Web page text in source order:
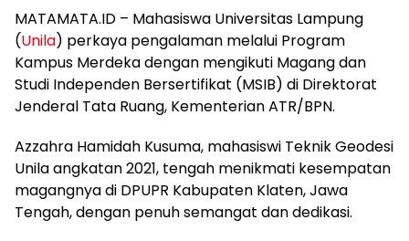
MATAMATA.ID – Mahasiswa Universitas Lampung
(Unila) perkaya pengalaman melalui Program
Kampus Merdeka dengan mengikuti Magang dan
Studi Independen Bersertifikat (MSIB) di Direktorat
Jenderal Tata Ruang, Kementerian ATR/BPN.
Azzahra Hamidah Kusuma, mahasiswi Teknik Geodesi
Unila angkatan 2021, tengah menikmati kesempatan
magangnya di DPUPR Kabupaten Klaten, Jawa
Tengah, dengan penuh semangat dan dedikasi.